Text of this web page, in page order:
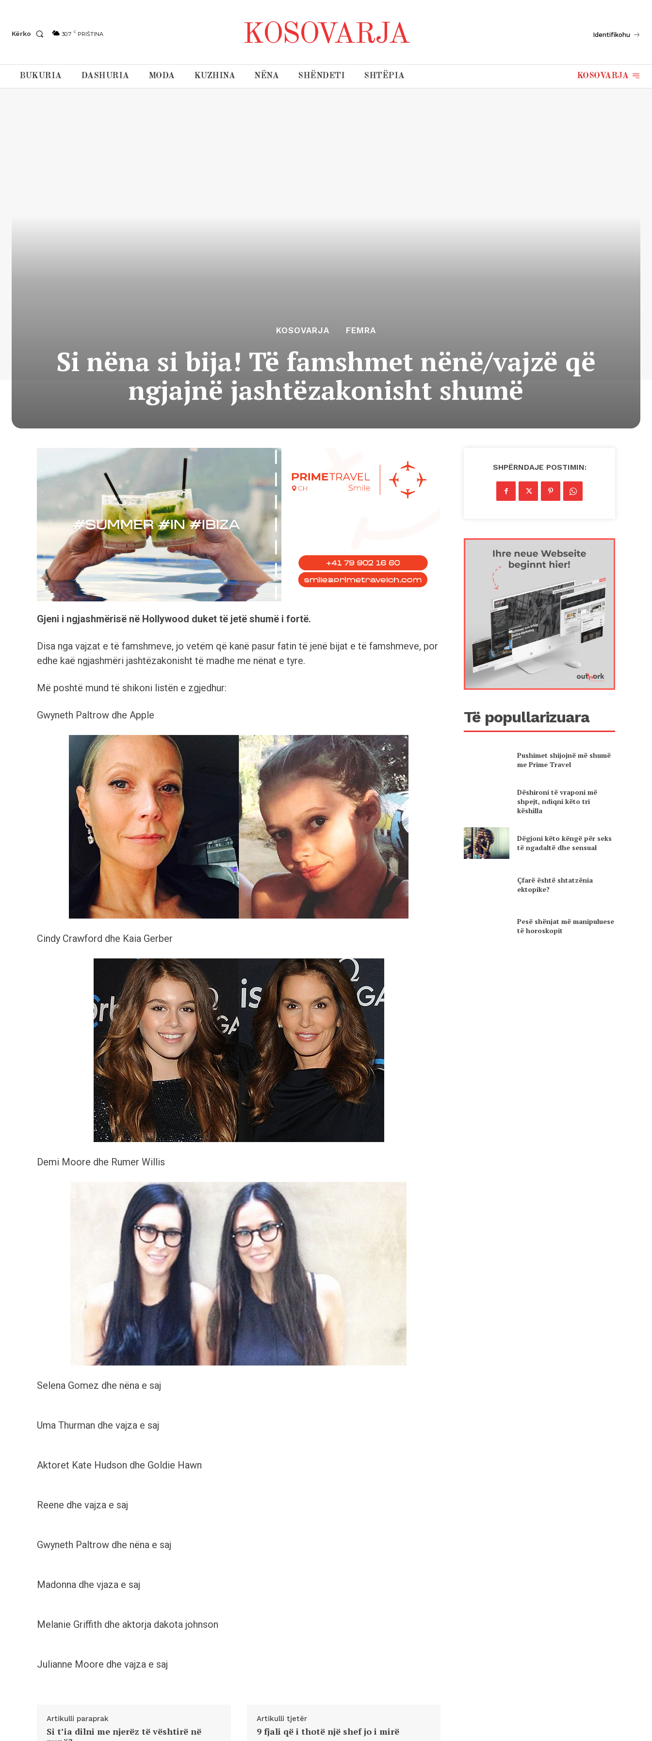
Kërko 30.7 C PRIŠTINA KOSOVARJA Identifikohu
BUKURIA DASHURIA MODA KUZHINA NËNA SHËNDETI SHTËPIA KOSOVARJA
KOSOVARJA FEMRA
Si nëna si bija! Të famshmet nënë/vajzë që
ngjajnë jashtëzakonisht shumë
Gjeni i ngjashmërisë në Hollywood duket të jetë shumë i fortë.
Disa nga vajzat e të famshmeve, jo vetëm që kanë pasur fatin të jenë bijat e të famshmeve, por
edhe kaë ngjashmëri jashtëzakonisht të madhe me nënat e tyre.
Më poshtë mund të shikoni listën e zgjedhur:
Gwyneth Paltrow dhe Apple
Cindy Crawford dhe Kaia Gerber
Demi Moore dhe Rumer Willis
Selena Gomez dhe nëna e saj
Uma Thurman dhe vajza e saj
Aktoret Kate Hudson dhe Goldie Hawn
Reene dhe vajza e saj
Gwyneth Paltrow dhe nëna e saj
Madonna dhe vjaza e saj
Melanie Griffith dhe aktorja dakota johnson
Julianne Moore dhe vajza e saj
Artikulli paraprak
Si t’ia dilni me njerëz të vështirë në
Artikulli tjetër
9 fjali që i thotë një shef jo i mirë
SHPËRNDAJE POSTIMIN:
Të popullarizuara
Pushimet shijojnë më shumë
me Prime Travel
Dëshironi të vraponi më
shpejt, ndiqni këto tri
këshilla
Dëgjoni këto këngë për seks
të ngadaltë dhe sensual
Çfarë është shtatzënia
ektopike?
Pesë shënjat më manipuluese
të horoskopit